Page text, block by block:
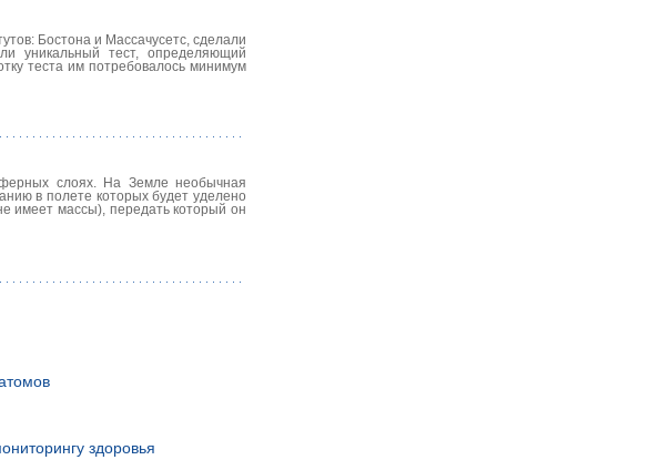
Бостона и Массачусетс, сделали
уникальный тест, определяющий
теста им потребовалось минимум
слоях. На Земле необычная
в полете которых будет уделено
имеет массы), передать который он
здоровья